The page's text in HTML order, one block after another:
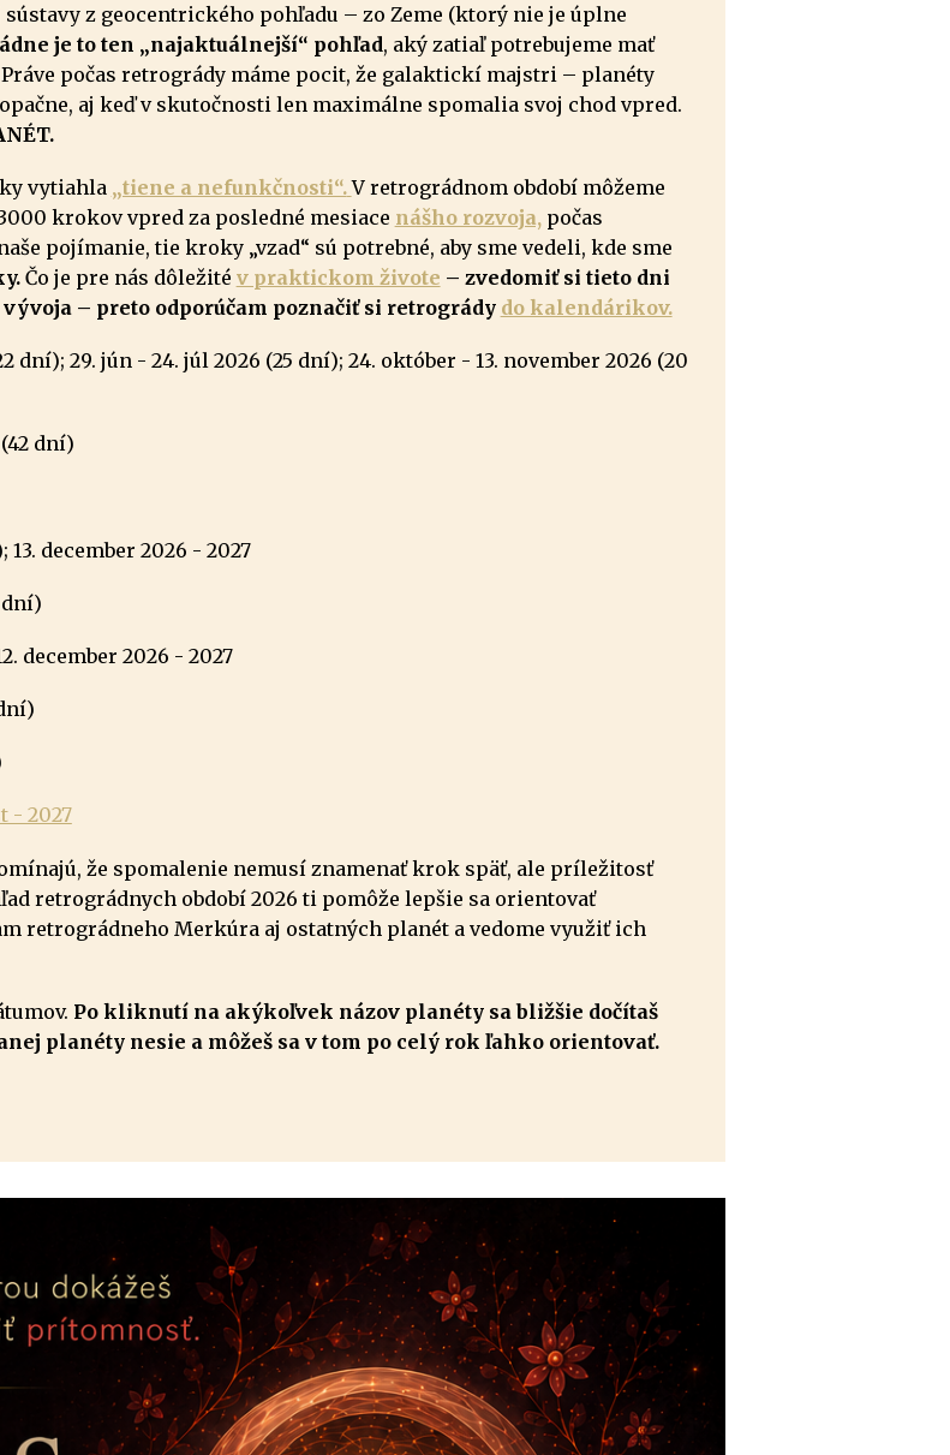
z geocentrického pohľadu – zo Zeme (ktorý nie je úplne
je to ten „najaktuálnejší“ pohľad, aký zatiaľ potrebujeme mať
počas retrogrády máme pocit, že galaktickí majstri – planéty
aj keď v skutočnosti len maximálne spomalia svoj chod vpred.
vytiahla „tiene a nefunkčnosti“. V retrográdnom období môžeme
krokov vpred za posledné mesiace nášho rozvoja, počas
pojímanie, tie kroky „vzad“ sú potrebné, aby sme vedeli, kde sme
Čo je pre nás dôležité v praktickom živote – zvedomiť si tieto dni
– preto odporúčam poznačiť si retrogrády do kalendárikov.
dní); 29. jún - 24. júl 2026 (25 dní); 24. október - 13. november 2026 (20
dní)
13. december 2026 - 2027
dní)
december 2026 - 2027
- 2027
že spomalenie nemusí znamenať krok späť, ale príležitosť
retrográdnych období 2026 ti pomôže lepšie sa orientovať
retrográdneho Merkúra aj ostatných planét a vedome využiť ich
Po kliknutí na akýkoľvek názov planéty sa bližšie dočítaš
planéty nesie a môžeš sa v tom po celý rok ľahko orientovať.